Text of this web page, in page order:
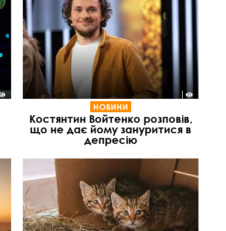
НОВИНИ
Костянтин Войтенко розповів,
що не дає йому зануритися в
депресію